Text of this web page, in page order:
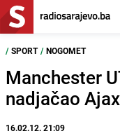
/ SPORT / NOGOMET
Manchester
nadjačao Ajax
16.02.12. 21:09